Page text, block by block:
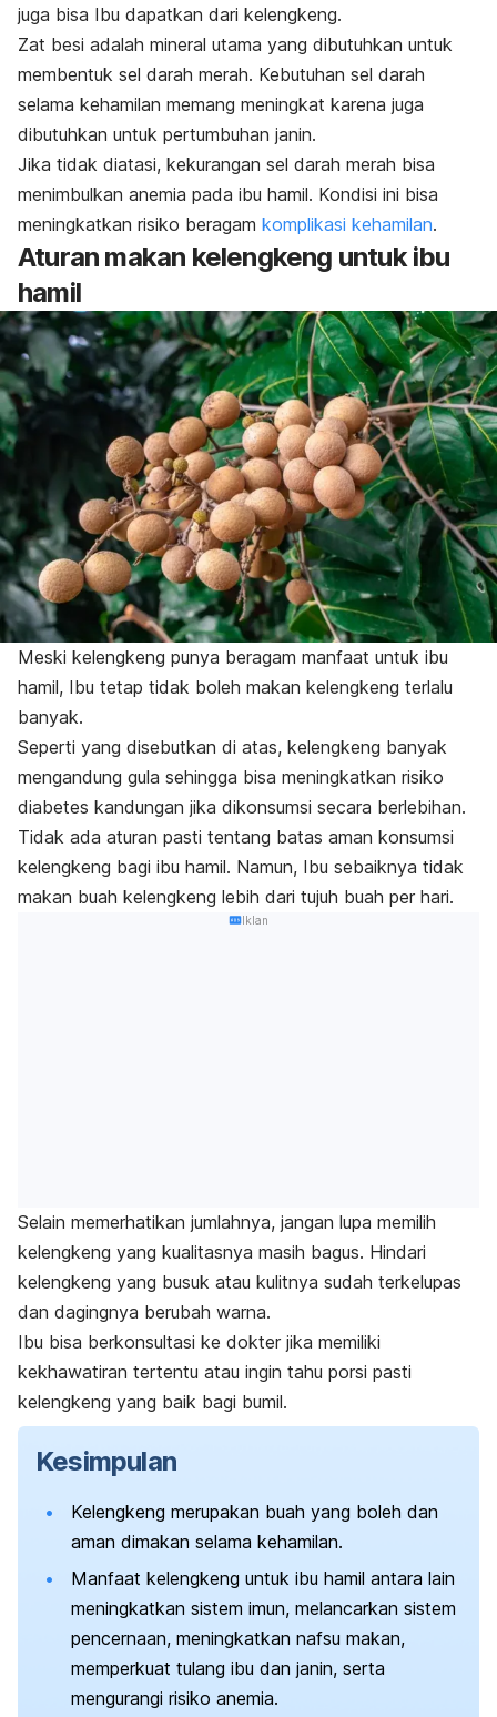
juga bisa Ibu dapatkan dari kelengkeng.
Zat besi adalah mineral utama yang dibutuhkan untuk
membentuk sel darah merah. Kebutuhan sel darah
selama kehamilan memang meningkat karena juga
dibutuhkan untuk pertumbuhan janin.
Jika tidak diatasi, kekurangan sel darah merah bisa
menimbulkan anemia pada ibu hamil. Kondisi ini bisa
meningkatkan risiko beragam komplikasi kehamilan.
Aturan makan kelengkeng untuk ibu
hamil
Meski kelengkeng punya beragam manfaat untuk ibu
hamil, Ibu tetap tidak boleh makan kelengkeng terlalu
banyak.
Seperti yang disebutkan di atas, kelengkeng banyak
mengandung gula sehingga bisa meningkatkan risiko
diabetes kandungan jika dikonsumsi secara berlebihan.
Tidak ada aturan pasti tentang batas aman konsumsi
kelengkeng bagi ibu hamil. Namun, Ibu sebaiknya tidak
makan buah kelengkeng lebih dari tujuh buah per hari.
Iklan
Selain memerhatikan jumlahnya, jangan lupa memilih
kelengkeng yang kualitasnya masih bagus. Hindari
kelengkeng yang busuk atau kulitnya sudah terkelupas
dan dagingnya berubah warna.
Ibu bisa berkonsultasi ke dokter jika memiliki
kekhawatiran tertentu atau ingin tahu porsi pasti
kelengkeng yang baik bagi bumil.
Kesimpulan
Kelengkeng merupakan buah yang boleh dan
aman dimakan selama kehamilan.
Manfaat kelengkeng untuk ibu hamil antara lain
meningkatkan sistem imun, melancarkan sistem
pencernaan, meningkatkan nafsu makan,
memperkuat tulang ibu dan janin, serta
mengurangi risiko anemia.